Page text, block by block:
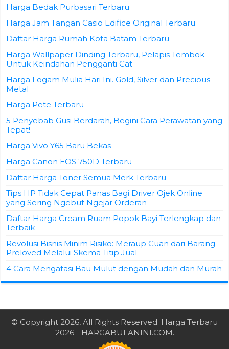
Harga Bedak Purbasari Terbaru
Harga Jam Tangan Casio Edifice Original Terbaru
Daftar Harga Rumah Kota Batam Terbaru
Harga Wallpaper Dinding Terbaru, Pelapis Tembok
Untuk Keindahan Pengganti Cat
Harga Logam Mulia Hari Ini. Gold, Silver dan Precious
Metal
Harga Pete Terbaru
5 Penyebab Gusi Berdarah, Begini Cara Perawatan yang
Tepat!
Harga Vivo Y65 Baru Bekas
Harga Canon EOS 750D Terbaru
Daftar Harga Toner Semua Merk Terbaru
Tips HP Tidak Cepat Panas Bagi Driver Ojek Online
yang Sering Ngebut Ngejar Orderan
Daftar Harga Cream Ruam Popok Bayi Terlengkap dan
Terbaik
Revolusi Bisnis Minim Risiko: Meraup Cuan dari Barang
Preloved Melalui Skema Titip Jual
4 Cara Mengatasi Bau Mulut dengan Mudah dan Murah
© Copyright 2026, All Rights Reserved. Harga Terbaru
2026- HARGABULANINI.COM.